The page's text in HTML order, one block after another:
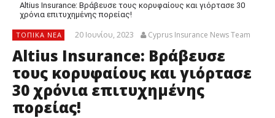
Altius Insurance: Βράβευσε τους κορυφαίους και γιόρτασε 30
χρόνια επιτυχημένης πορείας!
ΤΟΠΙΚΑ ΝΕΑ 20 Ιουνίου, 2023 Cyprus Insurance News Team
Altius Insurance: Βράβευσε
τους κορυφαίους και γιόρτασε
30 χρόνια επιτυχημένης
πορείας!